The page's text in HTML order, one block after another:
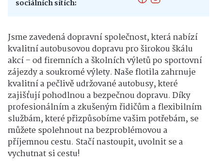
sociálních sítích:
Jsme zavedená dopravní společnost, která nabízí
kvalitní autobusovou dopravu pro širokou škálu
akcí – od firemních a školních výletů po sportovní
zájezdy a soukromé výlety. Naše flotila zahrnuje
kvalitní a pečlivě udržované autobusy, které
zajišťují pohodlnou a bezpečnou dopravu. Díky
profesionálním a zkušeným řidičům a flexibilním
službám, které přizpůsobíme vašim potřebám, se
můžete spolehnout na bezproblémovou a
příjemnou cestu. Stačí nastoupit, uvolnit se a
vychutnat si cestu!